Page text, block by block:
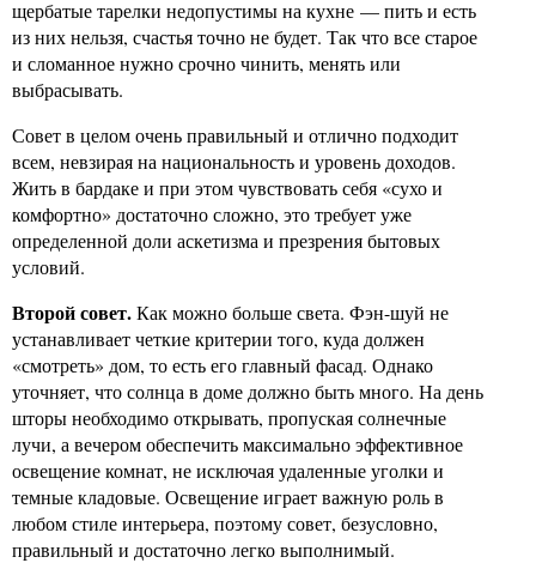
щербатые тарелки недопустимы на кухне — пить и есть
из них нельзя, счастья точно не будет. Так что все старое
и сломанное нужно срочно чинить, менять или
выбрасывать.
Совет в целом очень правильный и отлично подходит
всем, невзирая на национальность и уровень доходов.
Жить в бардаке и при этом чувствовать себя «сухо и
комфортно» достаточно сложно, это требует уже
определенной доли аскетизма и презрения бытовых
условий.
Второй совет.Как можно больше света. Фэн-шуй не
устанавливает четкие критерии того, куда должен
«смотреть» дом, то есть его главный фасад. Однако
уточняет, что солнца в доме должно быть много. На день
шторы необходимо открывать, пропуская солнечные
лучи, а вечером обеспечить максимально эффективное
освещение комнат, не исключая удаленные уголки и
темные кладовые. Освещение играет важную роль в
любом стиле интерьера, поэтому совет, безусловно,
правильный и достаточно легко выполнимый.